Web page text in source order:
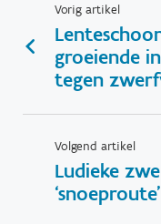
Vorig artikel
groeiende
tegen
Volgend artikel
Ludieke
‘snoeproute’